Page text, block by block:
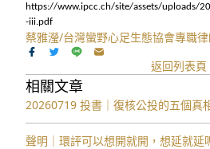
https://www.ipcc.ch/site/assets/uploads/
-iii.pdf
蔡雅瀅/台灣蠻野心足生態協會專職
返回列表頁
相關文章
20260719 投書｜復核公投的五個真
聲明｜環評可以想開就開，想延就延